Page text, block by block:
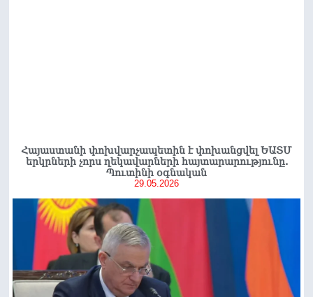
Հայաստանի փոխվարչապետին է փոխանցվել ԵԱՏՄ
երկրների չորս ղեկավարների հայտարարությունը.
Պուտինի օգնական
29.05.2026